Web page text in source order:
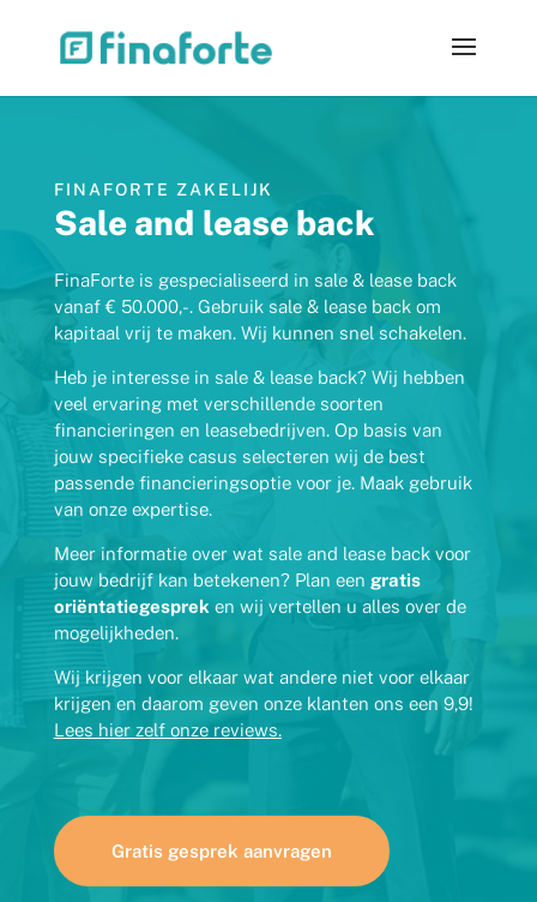
FINAFORTE ZAKELIJK
Sale and lease back
FinaForte is gespecialiseerd in sale & lease back
vanaf € 50.000,-. Gebruik sale & lease back om
kapitaal vrij te maken. Wij kunnen snel schakelen.
Heb je interesse in sale & lease back? Wij hebben
veel ervaring met verschillende soorten
financieringen en leasebedrijven. Op basis van
jouw specifieke casus selecteren wij de best
passende financieringsoptie voor je. Maak gebruik
van onze expertise.
Meer informatie over wat sale and lease back voor
jouw bedrijf kan betekenen? Plan een gratis
oriëntatiegesprek en wij vertellen u alles over de
mogelijkheden.
Wij krijgen voor elkaar wat andere niet voor elkaar
krijgen en daarom geven onze klanten ons een 9,9!
Lees hier zelf onze reviews.
Gratis gesprek aanvragen